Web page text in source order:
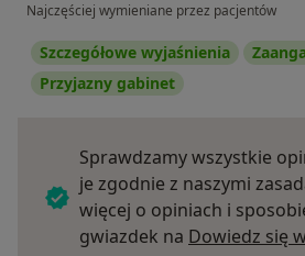
Najczęściej wymieniane przez pacjentów
Szczegółowe wyjaśnienia
Przyjazny gabinet
Sprawdzamy wszystkie
je zgodnie z naszymi
więcej o opiniach i
gwiazdek na Dowiedz się